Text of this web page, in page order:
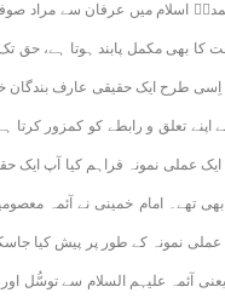
اسلام میں عرفان سے مراد
بھی مکمل پابند ہوتا ہے، حق
طرح ایک حقیقی عارف بندگان
تعلق و رابطے کو کمزور کرتا
عملی نمونہ فراہم کیا آپ ایک
امام خمینی نے آئمہ
نمونہ کے طور پر پیش کیا
یعنی آئمہ علیہم السلام سے توسُّل